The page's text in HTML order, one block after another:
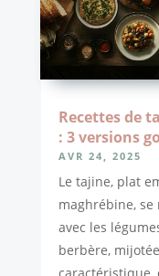
Recettes de
: 3 versions
AVR 24, 2025
Le tajine, plat
maghrébine,
avec les
berbère,